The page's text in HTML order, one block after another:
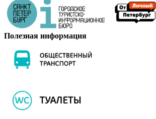
Полезная информация